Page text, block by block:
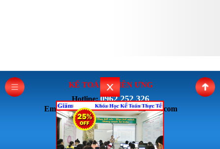
KẾ TOÁN THIÊN ƯNG
Hotline:0962 252 326
Email: ketoanthienung6868@gmail.com